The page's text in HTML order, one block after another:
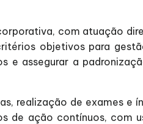
com atuação
objetivos para
e assegurar a
realização de exames e
de ação contínuos, com